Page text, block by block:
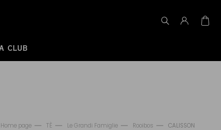
CLUB
Home page TÈ Le Grandi Famiglie Rooibos CALISSON